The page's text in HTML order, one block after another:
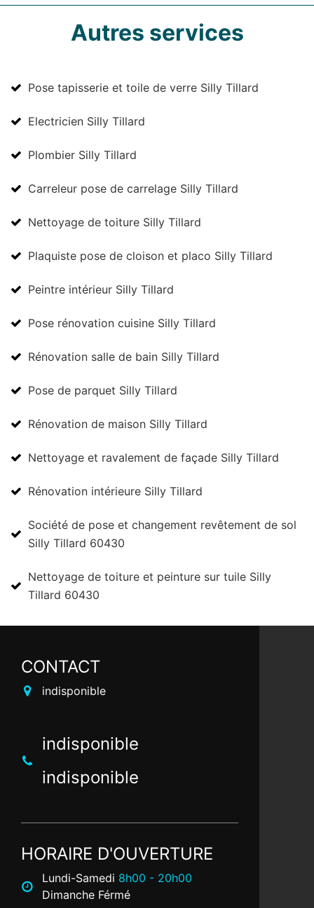
Autres services
Pose tapisserie et toile de verre Silly Tillard
Electricien Silly Tillard
Plombier Silly Tillard
Carreleur pose de carrelage Silly Tillard
Nettoyage de toiture Silly Tillard
Plaquiste pose de cloison et placo Silly Tillard
Peintre intérieur Silly Tillard
Pose rénovation cuisine Silly Tillard
Rénovation salle de bain Silly Tillard
Pose de parquet Silly Tillard
Rénovation de maison Silly Tillard
Nettoyage et ravalement de façade Silly Tillard
Rénovation intérieure Silly Tillard
Société de pose et changement revêtement de sol
Silly Tillard 60430
Nettoyage de toiture et peinture sur tuile Silly
Tillard 60430
CONTACT
indisponible
indisponible
indisponible
HORAIRE D'OUVERTURE
Lundi-Samedi 8h00 - 20h00
Dimanche Férmé